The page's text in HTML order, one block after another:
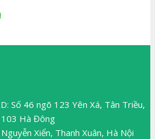
Số 46 ngõ 123 Yên Xá, Tân Triều,
103 Hà Đông
Xiển, Thanh Xuân, Hà Nội